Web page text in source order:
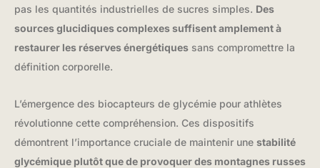
pas les quantités industrielles de sucres simples. Des
sources glucidiques complexes suffisent amplement à
restaurer les réserves énergétiques sans compromettre la
définition corporelle.
L’émergence des biocapteurs de glycémie pour athlètes
révolutionne cette compréhension. Ces dispositifs
démontrent l’importance cruciale de maintenir une stabilité
glycémique plutôt que de provoquer des montagnes russes